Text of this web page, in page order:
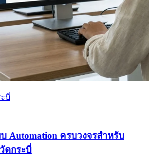
บี่
บ Automation ครบวงจรสำหรับ
ดกระบี่